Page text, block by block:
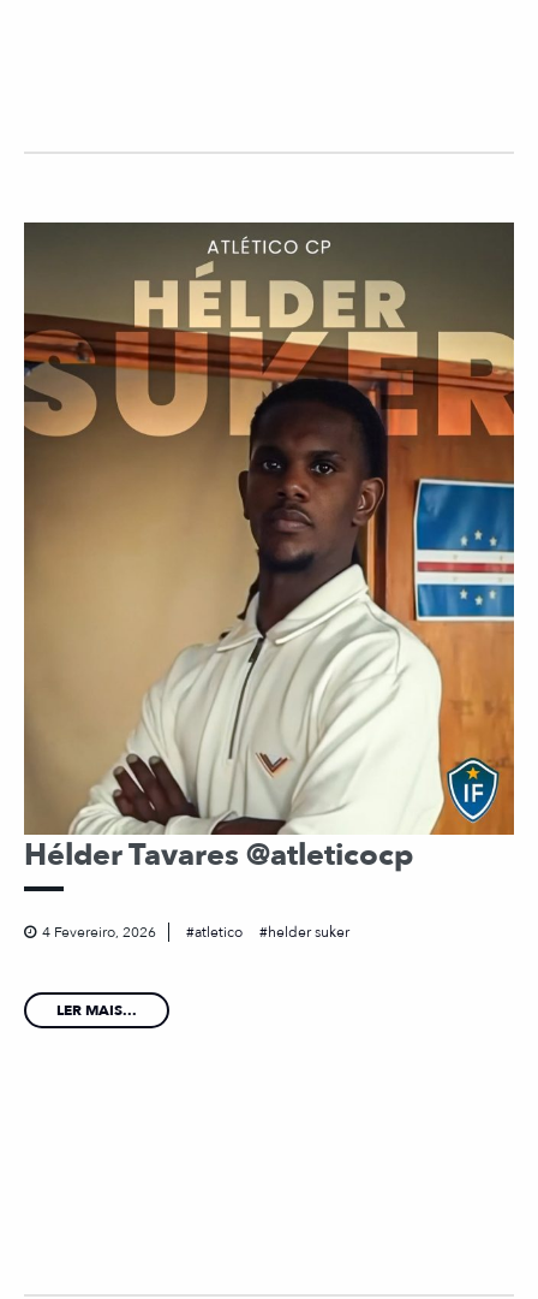
Hélder Tavares @atleticocp
4 Fevereiro, 2026 atletico helder suker
LER MAIS...